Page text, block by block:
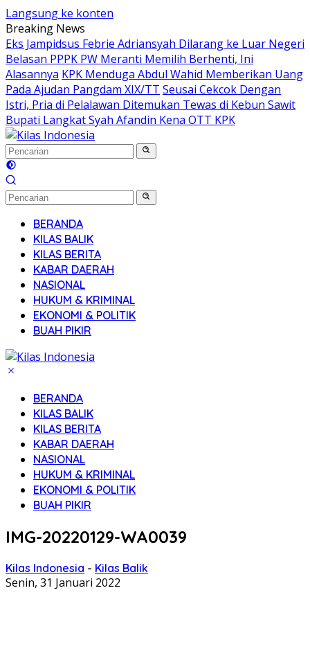
Langsung ke konten
Breaking News
Eks Jampidsus Febrie Adriansyah Dilarang ke Luar Negeri
Belasan PPPK PW Meranti Memilih Berhenti, Ini
Alasannya KPK Menduga Abdul Wahid Memberikan Uang
Pada Ajudan Pangdam XIX/TT Seusai Cekcok Dengan
Istri, Pria di Pelalawan Ditemukan Tewas di Kebun Sawit
Bupati Langkat Syah Afandin Kena OTT KPK
BERANDA
KILAS BALIK
KILAS BERITA
KABAR DAERAH
NASIONAL
HUKUM & KRIMINAL
EKONOMI & POLITIK
BUAH PIKIR
BERANDA
KILAS BALIK
KILAS BERITA
KABAR DAERAH
NASIONAL
HUKUM & KRIMINAL
EKONOMI & POLITIK
BUAH PIKIR
IMG-20220129-WA0039
Kilas Indonesia - Kilas Balik
Senin, 31 Januari 2022